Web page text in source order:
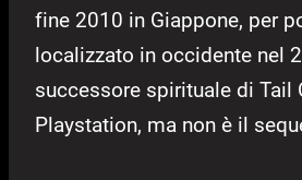
fine 2010 in Giappone, per
localizzato in occidente nel
successore spirituale di Tail
Playstation, ma non è il